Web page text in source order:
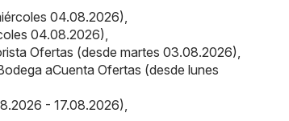
04.08.2026)
04.08.2026)
Ofertas (desde martes 03.08.2026)
aCuenta Ofertas (desde lunes
- 17.08.2026)